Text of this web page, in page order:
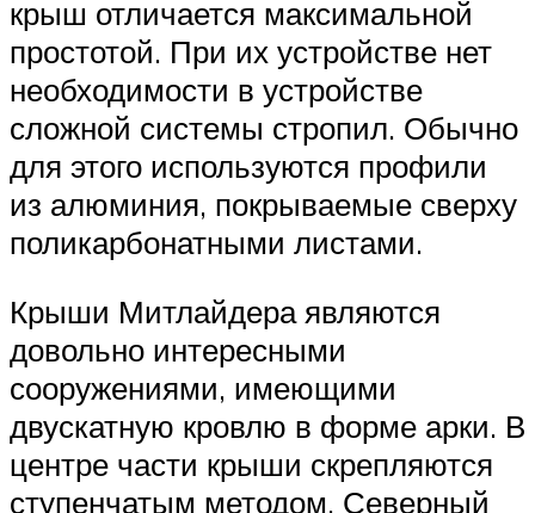
крыш отличается максимальной
простотой. При их устройстве нет
необходимости в устройстве
сложной системы стропил. Обычно
для этого используются профили
из алюминия, покрываемые сверху
поликарбонатными листами.
Крыши Митлайдера являются
довольно интересными
сооружениями, имеющими
двускатную кровлю в форме арки. В
центре части крыши скрепляются
ступенчатым методом. Северный